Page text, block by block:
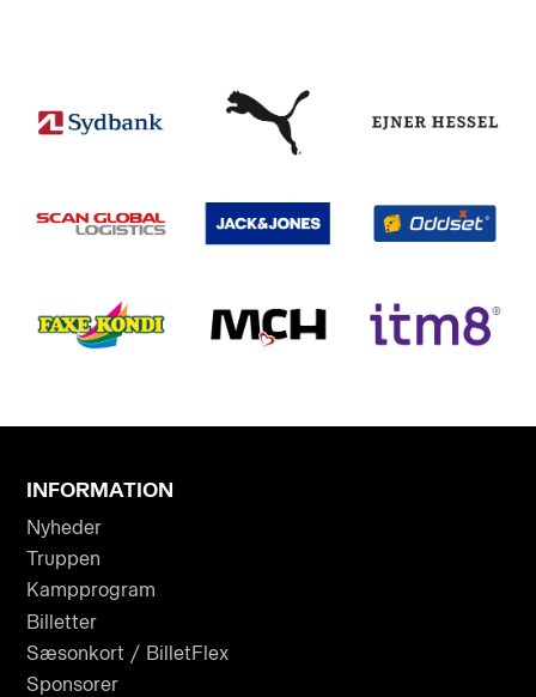
INFORMATION
Nyheder
Truppen
Kampprogram
Billetter
Sæsonkort / BilletFlex
Sponsorer